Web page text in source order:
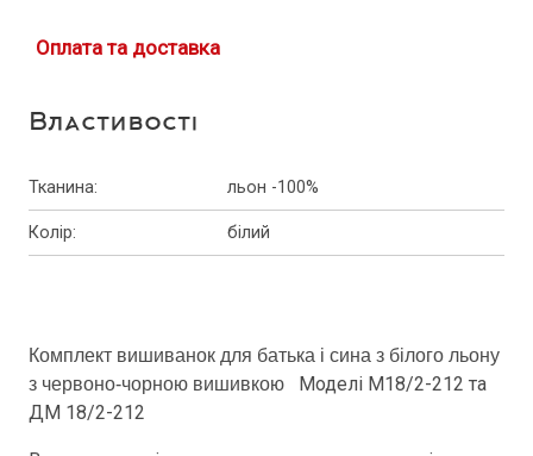
Оплата та доставка
Властивості
Тканина: льон -100%
Колір: білий
Комплект вишиванок для батька і сина з білого льону
з червоно-чорною вишивкою
Моделі М18/2-212 та
ДМ 18/2-212